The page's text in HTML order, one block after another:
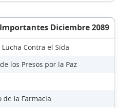
Diciembre 2089
Contra el Sida
los Presos por la Paz
de la Farmacia